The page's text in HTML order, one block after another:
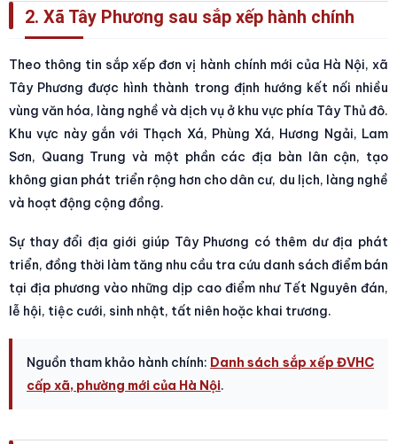
2. Xã Tây Phương sau sắp xếp hành chính
Theo thông tin sắp xếp đơn vị hành chính mới của Hà Nội, xã
Tây Phương được hình thành trong định hướng kết nối nhiều
vùng văn hóa, làng nghề và dịch vụ ở khu vực phía Tây Thủ đô.
Khu vực này gắn với Thạch Xá, Phùng Xá, Hương Ngải, Lam
Sơn, Quang Trung và một phần các địa bàn lân cận, tạo
không gian phát triển rộng hơn cho dân cư, du lịch, làng nghề
và hoạt động cộng đồng.
Sự thay đổi địa giới giúp Tây Phương có thêm dư địa phát
triển, đồng thời làm tăng nhu cầu tra cứu danh sách điểm bán
tại địa phương vào những dịp cao điểm như Tết Nguyên đán,
lễ hội, tiệc cưới, sinh nhật, tất niên hoặc khai trương.
Nguồn tham khảo hành chính: Danh sách sắp xếp ĐVHC
cấp xã, phường mới của Hà Nội.